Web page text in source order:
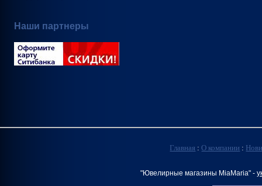
Наши партнеры
Главная :О компании :
"Ювелирные магазины MiaMaria" -